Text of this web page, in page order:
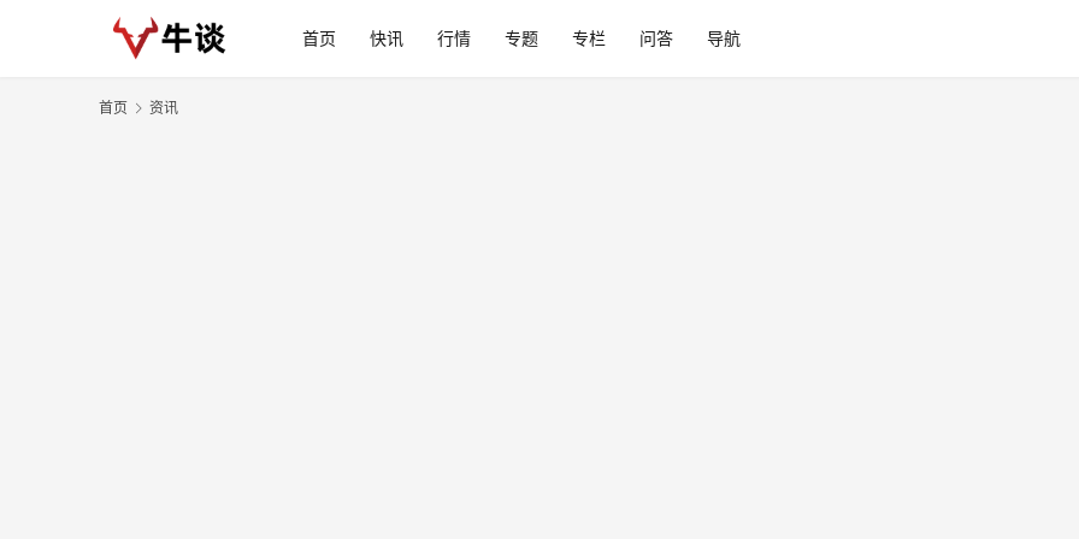
首页 快讯 行情 专题 专栏 问答 导航
首页 资讯